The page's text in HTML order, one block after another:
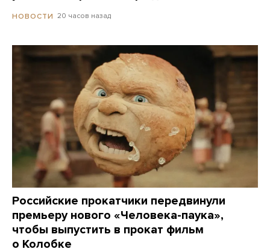
НОВОСТИ 20 часов назад
Российские прокатчики передвинули
премьеру нового «Человека-паука»,
чтобы выпустить в прокат фильм
о Колобке